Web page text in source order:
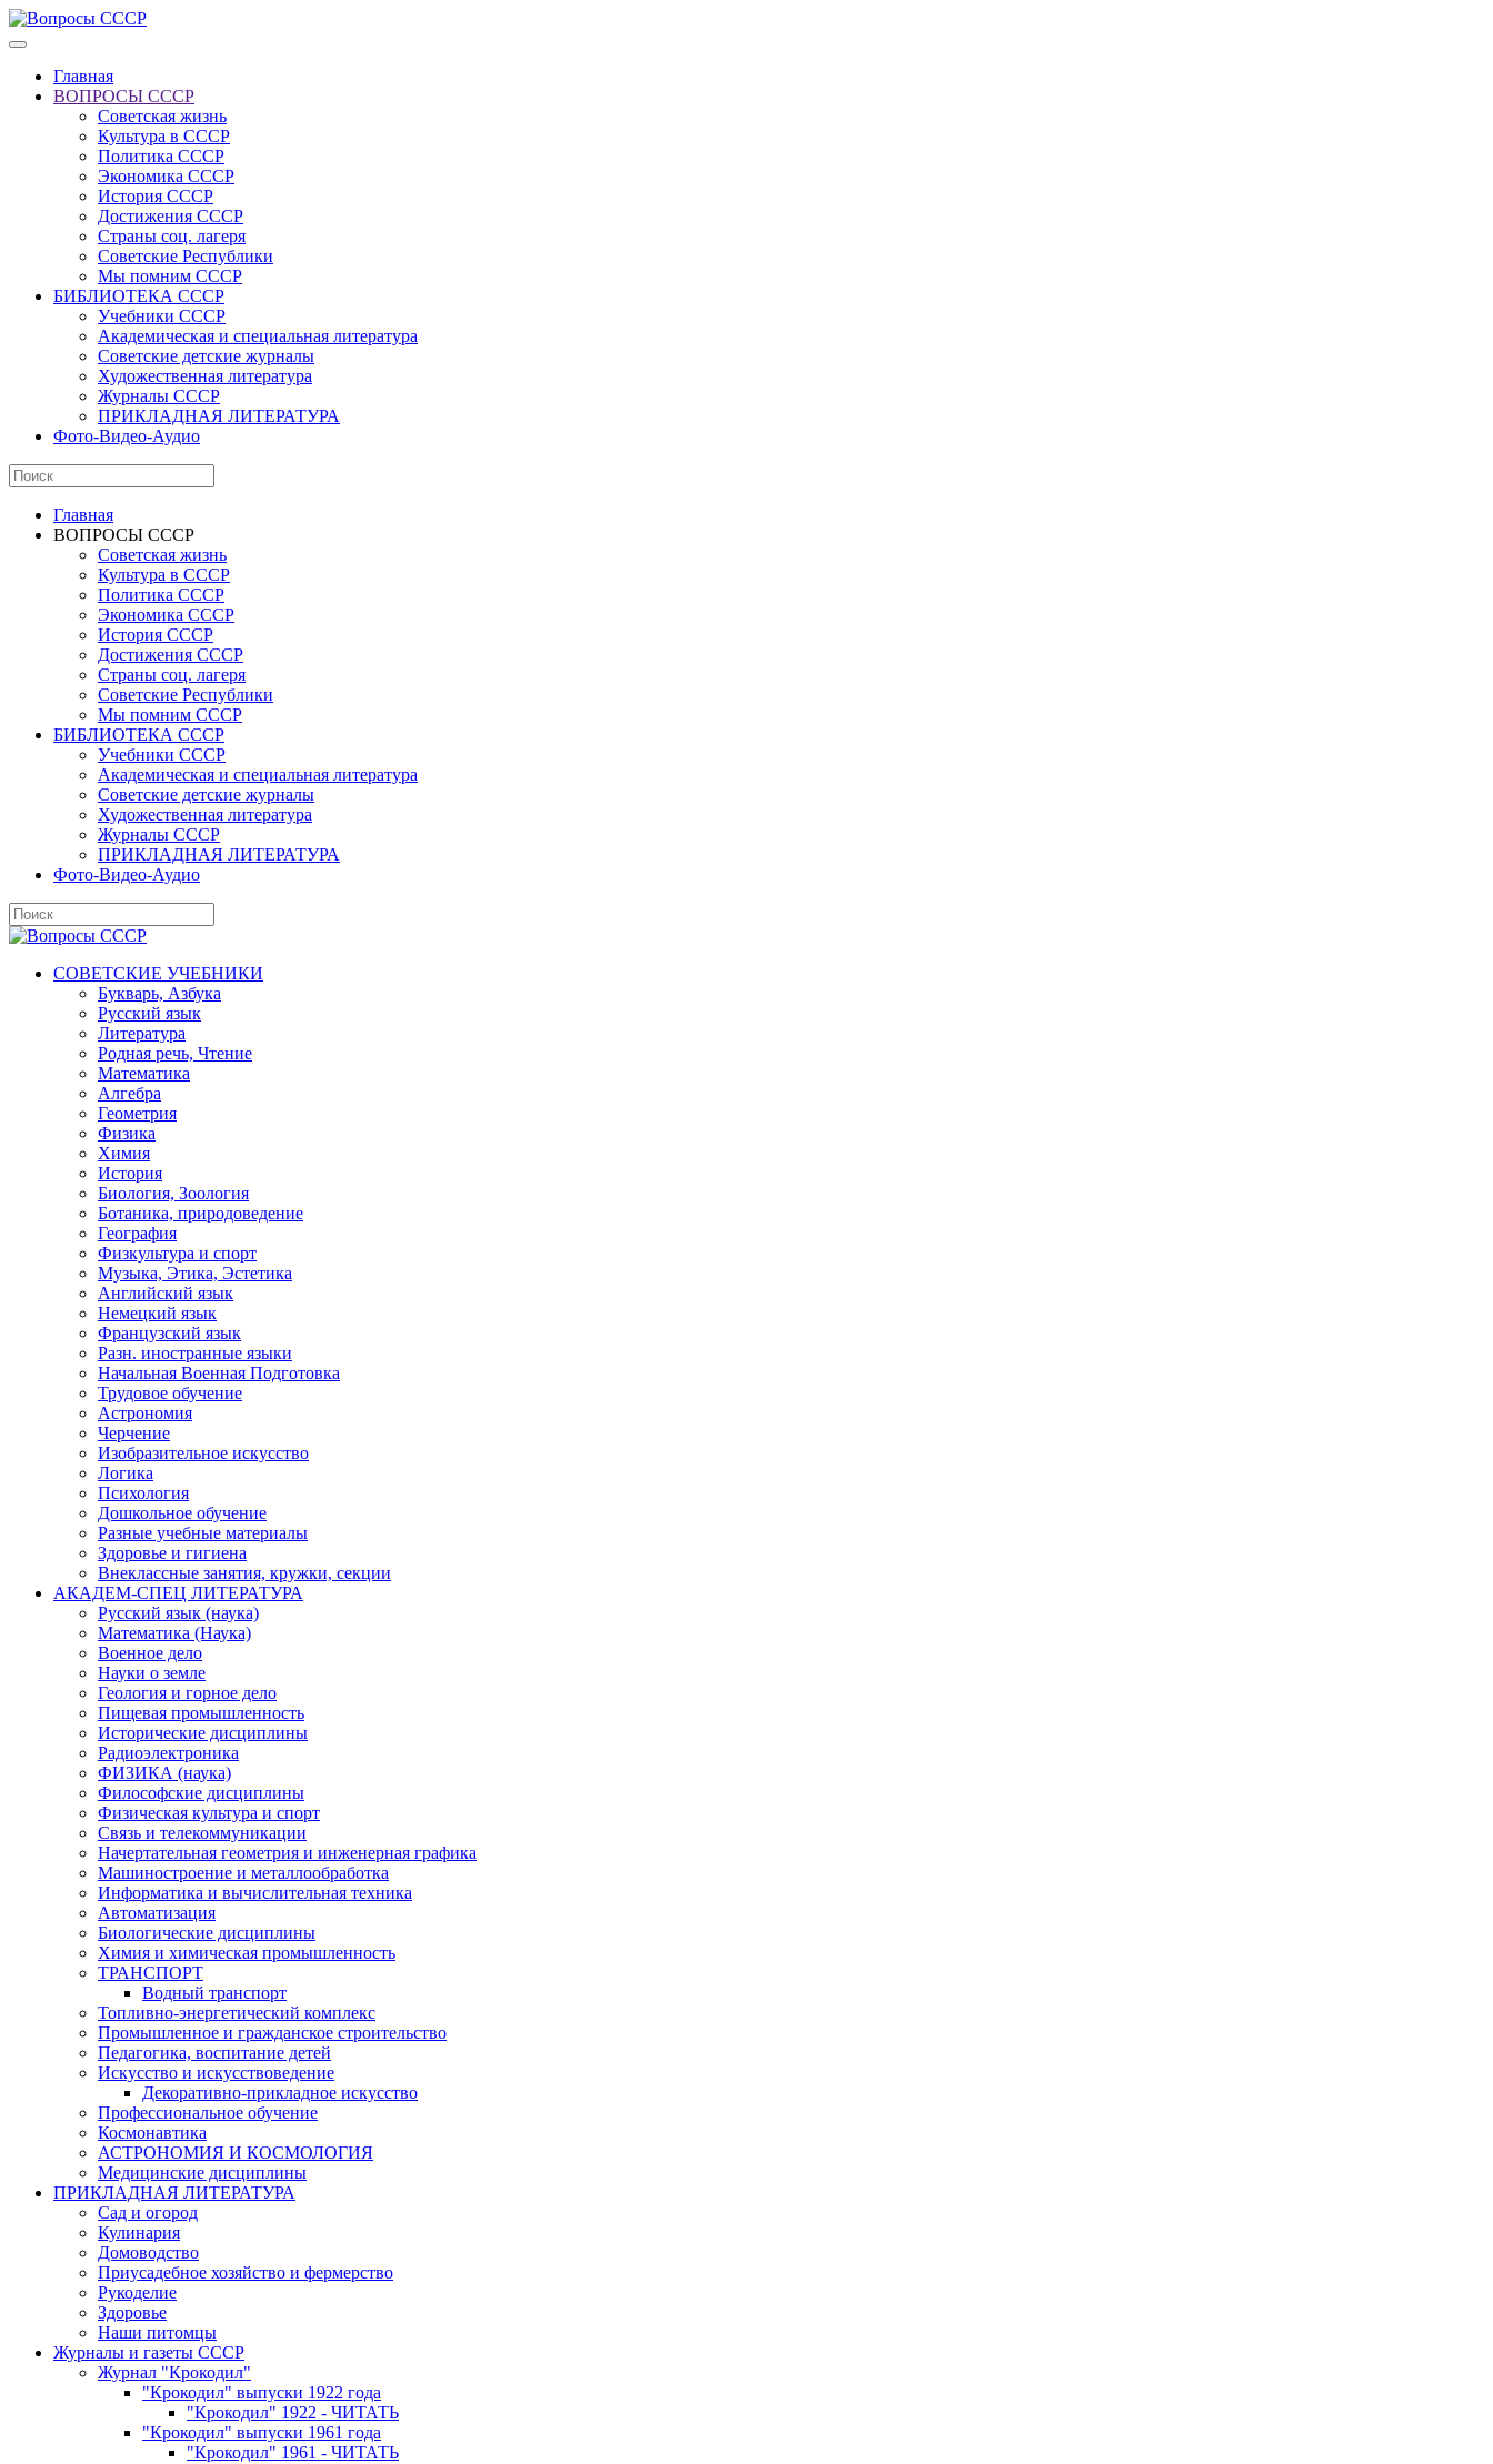
Главная
ВОПРОСЫ СССР
Советская жизнь
Культура в СССР
Политика СССР
Экономика СССР
История СССР
Достижения СССР
Страны соц. лагеря
Советские Республики
Мы помним СССР
БИБЛИОТЕКА СССР
Учебники СССР
Академическая и специальная литература
Советские детские журналы
Художественная литература
Журналы СССР
ПРИКЛАДНАЯ ЛИТЕРАТУРА
Фото-Видео-Аудио
Главная
ВОПРОСЫ СССР
Советская жизнь
Культура в СССР
Политика СССР
Экономика СССР
История СССР
Достижения СССР
Страны соц. лагеря
Советские Республики
Мы помним СССР
БИБЛИОТЕКА СССР
Учебники СССР
Академическая и специальная литература
Советские детские журналы
Художественная литература
Журналы СССР
ПРИКЛАДНАЯ ЛИТЕРАТУРА
Фото-Видео-Аудио
СОВЕТСКИЕ УЧЕБНИКИ
Букварь, Азбука
Русский язык
Литература
Родная речь, Чтение
Математика
Алгебра
Геометрия
Физика
Химия
История
Биология, Зоология
Ботаника, природоведение
География
Физкультура и спорт
Музыка, Этика, Эстетика
Английский язык
Немецкий язык
Французский язык
Разн. иностранные языки
Начальная Военная Подготовка
Трудовое обучение
Астрономия
Черчение
Изобразительное искусство
Логика
Психология
Дошкольное обучение
Разные учебные материалы
Здоровье и гигиена
Внеклассные занятия, кружки, секции
АКАДЕМ-СПЕЦ ЛИТЕРАТУРА
Русский язык (наука)
Математика (Наука)
Военное дело
Науки о земле
Геология и горное дело
Пищевая промышленность
Исторические дисциплины
Радиоэлектроника
ФИЗИКА (наука)
Философские дисциплины
Физическая культура и спорт
Связь и телекоммуникации
Начертательная геометрия и инженерная графика
Машиностроение и металлообработка
Информатика и вычислительная техника
Автоматизация
Биологические дисциплины
Химия и химическая промышленность
ТРАНСПОРТ
Водный транспорт
Топливно-энергетический комплекс
Промышленное и гражданское строительство
Педагогика, воспитание детей
Искусство и искусствоведение
Декоративно-прикладное искусство
Профессиональное обучение
Космонавтика
АСТРОНОМИЯ И КОСМОЛОГИЯ
Медицинские дисциплины
ПРИКЛАДНАЯ ЛИТЕРАТУРА
Сад и огород
Кулинария
Домоводство
Приусадебное хозяйство и фермерство
Рукоделие
Здоровье
Наши питомцы
Журналы и газеты СССР
Журнал "Крокодил"
"Крокодил" выпуски 1922 года
"Крокодил" 1922 - ЧИТАТЬ
"Крокодил" выпуски 1961 года
"Крокодил" 1961 - ЧИТАТЬ